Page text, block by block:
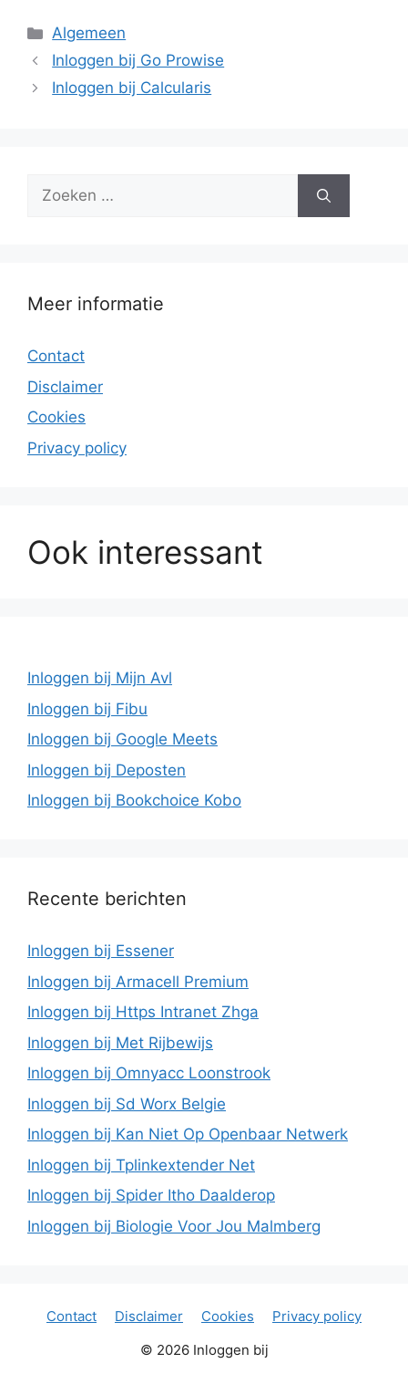
Categorieën
Algemeen
Inloggen bij Go Prowise
Inloggen bij Calcularis
Zoek
Meer informatie
Contact
Disclaimer
Cookies
Privacy policy
Ook interessant
Inloggen bij Mijn Avl
Inloggen bij Fibu
Inloggen bij Google Meets
Inloggen bij Deposten
Inloggen bij Bookchoice Kobo
Recente berichten
Inloggen bij Essener
Inloggen bij Armacell Premium
Inloggen bij Https Intranet Zhga
Inloggen bij Met Rijbewijs
Inloggen bij Omnyacc Loonstrook
Inloggen bij Sd Worx Belgie
Inloggen bij Kan Niet Op Openbaar Netwerk
Inloggen bij Tplinkextender Net
Inloggen bij Spider Itho Daalderop
Inloggen bij Biologie Voor Jou Malmberg
Contact Disclaimer Cookies
Privacy policy
© 2026 Inloggen bij